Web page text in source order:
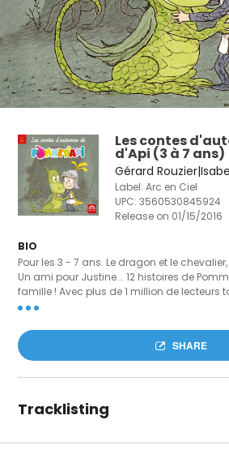
Les contes
d'Api (3 à 7 ans)
Gérard
Label: Arc en Ciel
UPC:3560530845924
Release on 01/15/2016
BIO
Pour les 3 - 7 ans. Le dragon et le
Un ami pour Justine... 12 histoires de
famille ! Avec plus de 1 million de lecteurs
d’Api est le magazine No. 1 pour
histoires de Pomme d’Api à écouter en
rentrée, des « ravicelles », des peurs du
princesses. Un plongeon dans
qui font écho à la vie des petits.
SHARE
Tracklisting